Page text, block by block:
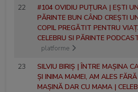
22
#104 OVIDIU PUȚURA | EȘTI UN
PĂRINTE BUN CÂND CREȘTI
COPIL PREGĂTIT PENTRU
CELEBRU SI PĂRINTE
platforme
23
SILVIU BIRIȘ | ÎNTRE MAȘINA
ȘI INIMA MAMEI, AM ALES FĂRĂ
MAȘINĂ DAR CU MAMA |